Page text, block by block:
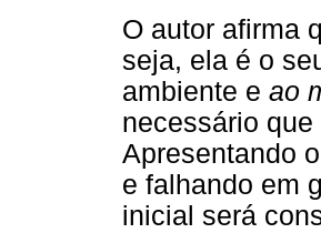
O autor afirma
seja, ela é o
ambiente e ao
necessário
Apresentando
e falhando em
inicial será